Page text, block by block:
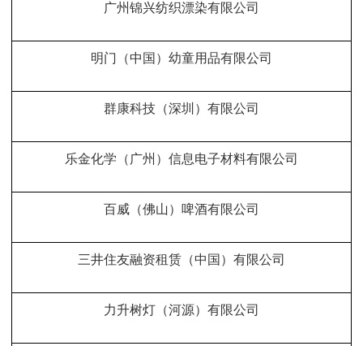
广州锦兴纺织漂染有限公司
明门（中国）幼童用品有限公司
群康科技（深圳）有限公司
乐金化学（广州）信息电子材料有限公司
百威（佛山）啤酒有限公司
三井住友融资租赁（中国）有限公司
力升树灯（河源）有限公司